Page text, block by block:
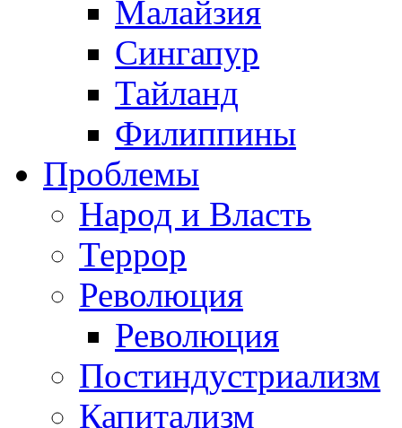
Малайзия
Сингапур
Тайланд
Филиппины
Проблемы
Народ и Власть
Террор
Революция
Революция
Постиндустриализм
Капитализм